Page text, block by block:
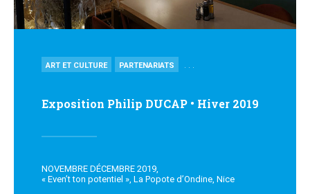
POSTED
IN
ART ET CULTURE PARTENARIATS . . .
Exposition Philip DUCAP • Hiver 2019
NOVEMBRE DÉCEMBRE 2019,
« Even’t ton potentiel », La Popote d’Ondine, Nice